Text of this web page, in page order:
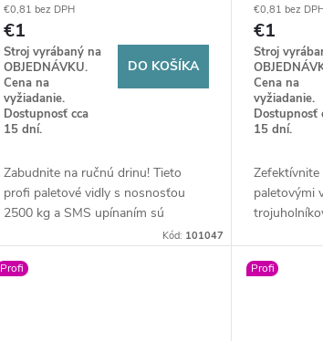
€0,81 bez DPH
€1
Stroj vyrábaný na
OBJEDNÁVKU.
Cena na
vyžiadanie.
Dostupnosť cca
15 dní.
DO KOŠÍKA
Zabudnite na ručnú drinu! Tieto
profi paletové vidly s nosnosťou
2500 kg a SMS upínaním sú
povinnou výbavou pre váš nakladač.
podľa potreby a manipulujte s
Kód: 101047
€0,81 bez
€1
Stroj
Cena na
vyžiadanie.
Dostupnosť
15 dní.
paletovými
farme.
Profi Profi